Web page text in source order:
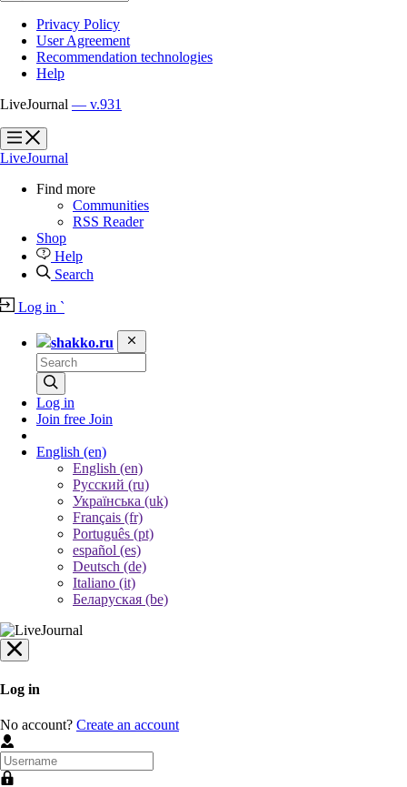
Privacy Policy
User Agreement
Recommendation technologies
Help
LiveJournal — v.931
?
?
LiveJournal
Find more
Communities
RSS Reader
Shop
Help
Search
Log in `
shakko.ru
Log in
Join free Join
English (en)
English (en)
Русский (ru)
Українська (uk)
Français (fr)
Português (pt)
español (es)
Deutsch (de)
Italiano (it)
Беларуская (be)
Log in
No account? Create an account